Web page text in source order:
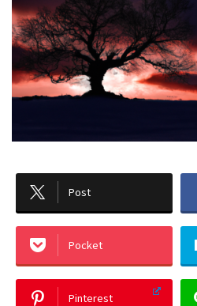
Post
Pocket
Pinterest